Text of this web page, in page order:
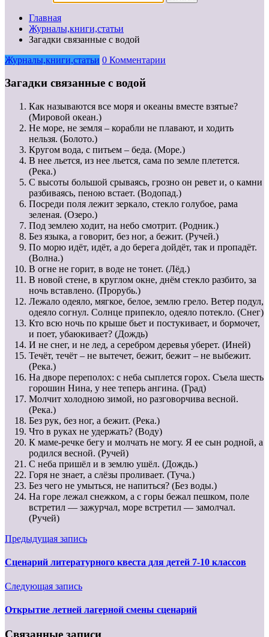
Главная
Журналы,книги,статьи
Загадки связанные с водой
Журналы,книги,статьи 0 Комментарии
Загадки связанные с водой
Как называются все моря и океаны вместе взятые?
(Мировой океан.)
Не море, не земля – корабли не плавают, и ходить
нельзя. (Болото.)
Кругом вода, с питьем – беда. (Море.)
В нее льется, из нее льется, сама по земле плетется.
(Река.)
С высоты большой срываясь, грозно он ревет и, о камни
разбиваясь, пеною встает. (Водопад.)
Посреди поля лежит зеркало, стекло голубое, рама
зеленая. (Озеро.)
Под землею ходит, на небо смотрит. (Родник.)
Без языка, а говорит, без ног, а бежит. (Ручей.)
По морю идёт, идёт, а до берега дойдёт, так и пропадёт.
(Волна.)
В огне не горит, в воде не тонет. (Лёд.)
В новой стене, в круглом окне, днём стекло разбито, за
ночь вставлено. (Прорубь.)
Лежало одеяло, мягкое, белое, землю грело. Ветер подул,
одеяло согнул. Солнце припекло, одеяло потекло. (Снег)
Кто всю ночь по крыше бьет и постукивает, и бормочет,
и поет, убаюкивает? (Дождь)
И не снег, и не лед, а серебром деревья уберет. (Иней)
Течёт, течёт – не вытечет, бежит, бежит – не выбежит.
(Река.)
На дворе переполох: с неба сыплется горох. Съела шесть
горошин Нина, у нее теперь ангина. (Град)
Молчит холодною зимой, но разговорчива весной.
(Река.)
Без рук, без ног, а бежит. (Река.)
Что в руках не удержать? (Воду)
К маме-речке бегу и молчать не могу. Я ее сын родной, а
родился весной. (Ручей)
С неба пришёл и в землю ушёл. (Дождь.)
Горя не знает, а слёзы проливает. (Туча.)
Без чего не умыться, не напиться? (Без воды.)
На горе лежал снежком, а с горы бежал пешком, поле
встретил — зажурчал, море встретил — замолчал.
(Ручей)
Предыдущая запись
Сценарий литературного квеста для детей 7-10 классов
Следующая запись
Открытие летней лагерной смены сценарий
Связанные записи